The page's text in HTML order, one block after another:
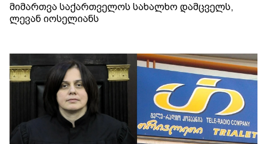
მიმართვა საქართველოს სახალხო დამცველს,
ლევან იოსელიანს